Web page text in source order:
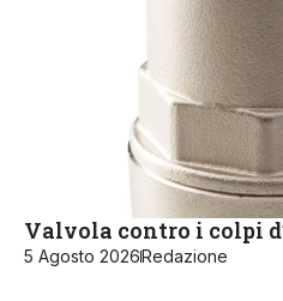
Valvola contro i colpi
5 Agosto 2026Redazione